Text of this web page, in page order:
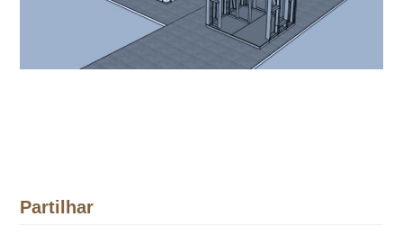
Partilhar